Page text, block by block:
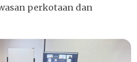
perkotaan dan